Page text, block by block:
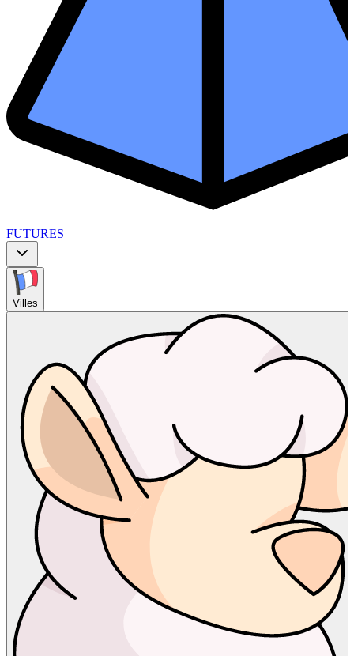
FUTURES
Villes